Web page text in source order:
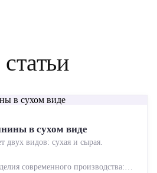
в сухом виде
двух видов: сухая и сырая.
современного производства: